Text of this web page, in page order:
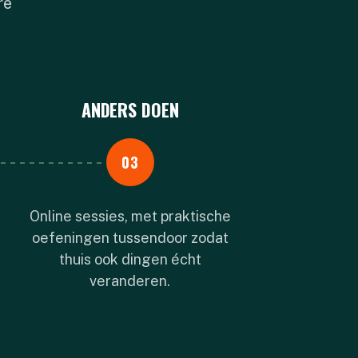
ANDERS DOEN
03
Online sessies, met praktische
oefeningen tussendoor zodat
thuis ook dingen écht
veranderen.